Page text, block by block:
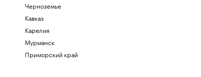
Черноземье
Кавказ
Карелия
Мурманск
Приморский край